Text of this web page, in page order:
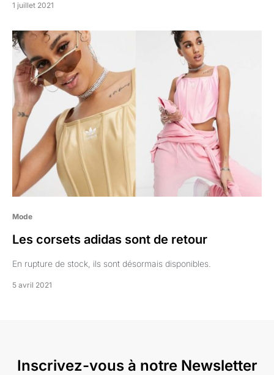
1 juillet 2021
Mode
Les corsets adidas sont de retour
En rupture de stock, ils sont désormais disponibles.
5 avril 2021
Inscrivez-vous à notre Newsletter